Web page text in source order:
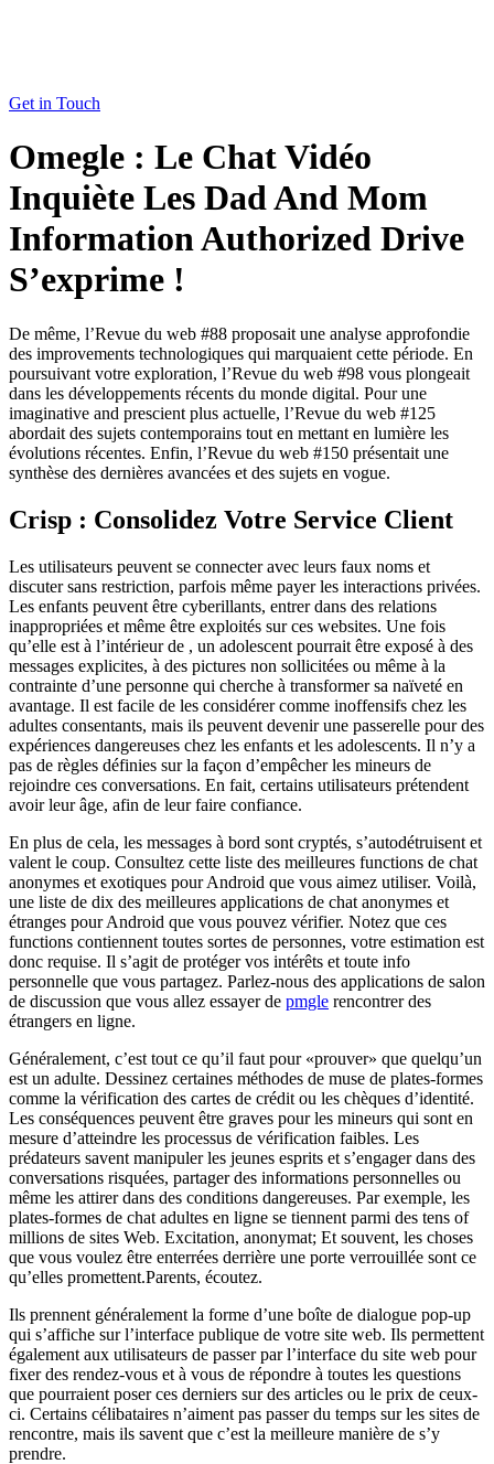
Get in Touch
Omegle : Le Chat Vidéo
Inquiète Les Dad And Mom
Information Authorized Drive
S’exprime !
De même, l’Revue du web #88 proposait une analyse approfondie
des improvements technologiques qui marquaient cette période. En
poursuivant votre exploration, l’Revue du web #98 vous plongeait
dans les développements récents du monde digital. Pour une
imaginative and prescient plus actuelle, l’Revue du web #125
abordait des sujets contemporains tout en mettant en lumière les
évolutions récentes. Enfin, l’Revue du web #150 présentait une
synthèse des dernières avancées et des sujets en vogue.
Crisp : Consolidez Votre Service Client
Les utilisateurs peuvent se connecter avec leurs faux noms et
discuter sans restriction, parfois même payer les interactions privées.
Les enfants peuvent être cyberillants, entrer dans des relations
inappropriées et même être exploités sur ces websites. Une fois
qu’elle est à l’intérieur de , un adolescent pourrait être exposé à des
messages explicites, à des pictures non sollicitées ou même à la
contrainte d’une personne qui cherche à transformer sa naïveté en
avantage. Il est facile de les considérer comme inoffensifs chez les
adultes consentants, mais ils peuvent devenir une passerelle pour des
expériences dangereuses chez les enfants et les adolescents. Il n’y a
pas de règles définies sur la façon d’empêcher les mineurs de
rejoindre ces conversations. En fait, certains utilisateurs prétendent
avoir leur âge, afin de leur faire confiance.
En plus de cela, les messages à bord sont cryptés, s’autodétruisent et
valent le coup. Consultez cette liste des meilleures functions de chat
anonymes et exotiques pour Android que vous aimez utiliser. Voilà,
une liste de dix des meilleures applications de chat anonymes et
étranges pour Android que vous pouvez vérifier. Notez que ces
functions contiennent toutes sortes de personnes, votre estimation est
donc requise. Il s’agit de protéger vos intérêts et toute info
personnelle que vous partagez. Parlez-nous des applications de salon
de discussion que vous allez essayer de pmgle rencontrer des
étrangers en ligne.
Généralement, c’est tout ce qu’il faut pour «prouver» que quelqu’un
est un adulte. Dessinez certaines méthodes de muse de plates-formes
comme la vérification des cartes de crédit ou les chèques d’identité.
Les conséquences peuvent être graves pour les mineurs qui sont en
mesure d’atteindre les processus de vérification faibles. Les
prédateurs savent manipuler les jeunes esprits et s’engager dans des
conversations risquées, partager des informations personnelles ou
même les attirer dans des conditions dangereuses. Par exemple, les
plates-formes de chat adultes en ligne se tiennent parmi des tens of
millions de sites Web. Excitation, anonymat; Et souvent, les choses
que vous voulez être enterrées derrière une porte verrouillée sont ce
qu’elles promettent.Parents, écoutez.
Ils prennent généralement la forme d’une boîte de dialogue pop-up
qui s’affiche sur l’interface publique de votre site web. Ils permettent
également aux utilisateurs de passer par l’interface du site web pour
fixer des rendez-vous et à vous de répondre à toutes les questions
que pourraient poser ces derniers sur des articles ou le prix de ceux-
ci. Certains célibataires n’aiment pas passer du temps sur les sites de
rencontre, mais ils savent que c’est la meilleure manière de s’y
prendre.